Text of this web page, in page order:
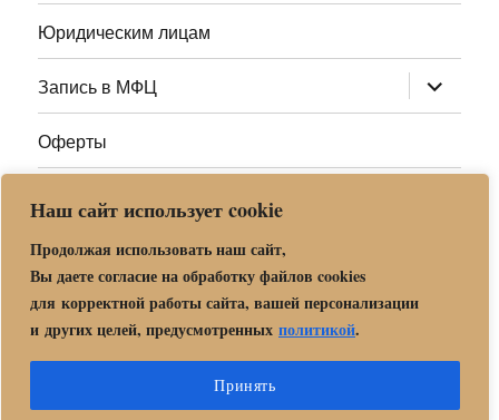
Наш сайт использует cookie
Продолжая использовать наш сайт,
Вы даете согласие на обработку файлов cookies
для корректной работы сайта, вашей персонализации
и других целей, предусмотренных политикой.
Принять
Юридическим лицам
Запись в МФЦ раскрыть
дочернее
меню
Оферты
Адреса МФЦ МО
Центр государственных и муниципальных услуг «Мои
документы» в г. о. Орехово-Зуево
Политика обработки и защиты персональных данных в «МБУ
МФЦ Орехово-Зуевского городского округа Московской области»